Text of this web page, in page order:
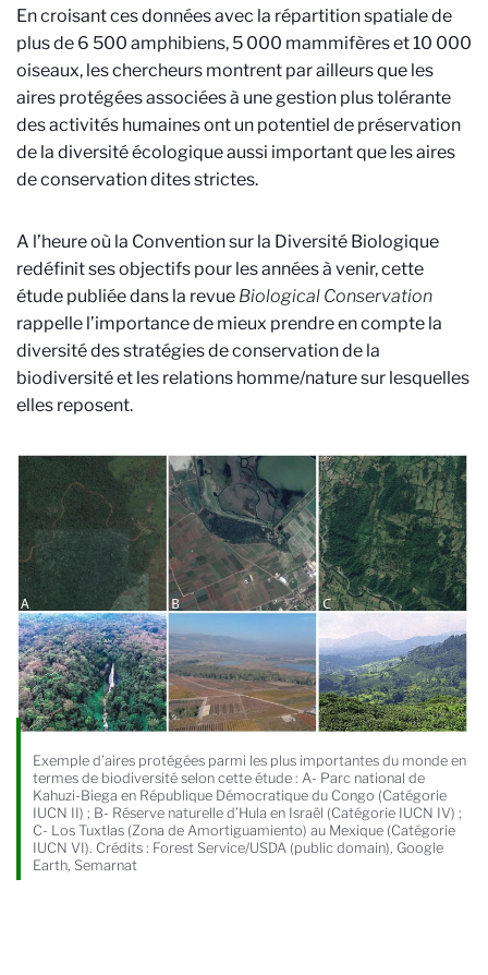
En croisant ces données avec la répartition spatiale de
plus de 6 500 amphibiens, 5 000 mammifères et 10 000
oiseaux, les chercheurs montrent par ailleurs que les
aires protégées associées à une gestion plus tolérante
des activités humaines ont un potentiel de préservation
de la diversité écologique aussi important que les aires
de conservation dites strictes.
A l’heure où la Convention sur la Diversité Biologique
redéfinit ses objectifs pour les années à venir, cette
étude publiée dans la revue Biological Conservation
rappelle l’importance de mieux prendre en compte la
diversité des stratégies de conservation de la
biodiversité et les relations homme/nature sur lesquelles
elles reposent.
Exemple d’aires protégées parmi les plus importantes du monde en
termes de biodiversité selon cette étude : A- Parc national de
Kahuzi-Biega en République Démocratique du Congo (Catégorie
IUCN II) ; B- Réserve naturelle d’Hula en Israël (Catégorie IUCN IV) ;
C- Los Tuxtlas (Zona de Amortiguamiento) au Mexique (Catégorie
IUCN VI). Crédits : Forest Service/USDA (public domain), Google
Earth, Semarnat